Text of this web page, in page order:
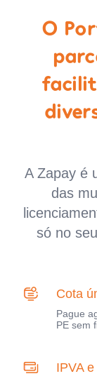
O
A Zapay é
das
só no
Cota
Pague
PE sem
IPVA